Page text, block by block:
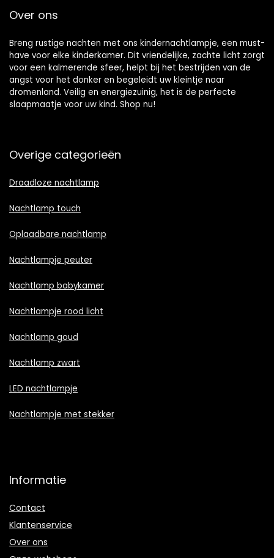
Over ons
Breng rustige nachten met ons kindernachtlampje, een must-
have voor elke kinderkamer. Dit vriendelijke, zachte licht zorgt
voor een kalmerende sfeer, helpt bij het bestrijden van de
angst voor het donker en begeleidt uw kleintje naar
dromenland. Veilig en energiezuinig, het is de perfecte
slaapmaatje voor uw kind. Shop nu!
Overige categorieën
Draadloze nachtlamp
Nachtlamp touch
Oplaadbare nachtlamp
Nachtlampje peuter
Nachtlamp babykamer
Nachtlampje rood licht
Nachtlamp goud
Nachtlamp zwart
LED nachtlampje
Nachtlampje met stekker
Informatie
Contact
Klantenservice
Over ons